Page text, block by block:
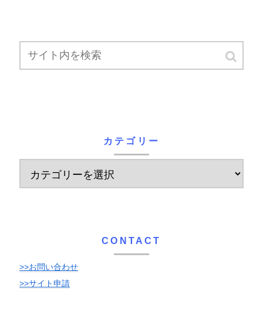
カテゴリー
CONTACT
>>お問い合わせ
>>サイト申請